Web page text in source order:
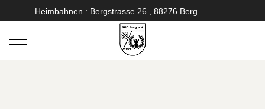
Heimbahnen : Bergstrasse 26 , 88276 Berg
Mobile Menu Toggle